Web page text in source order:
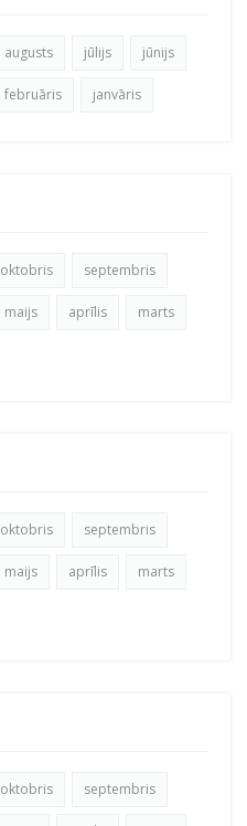
augusts jūlijs jūnijs
februāris janvāris
oktobris septembris
maijs aprīlis marts
oktobris septembris
maijs aprīlis marts
oktobris septembris